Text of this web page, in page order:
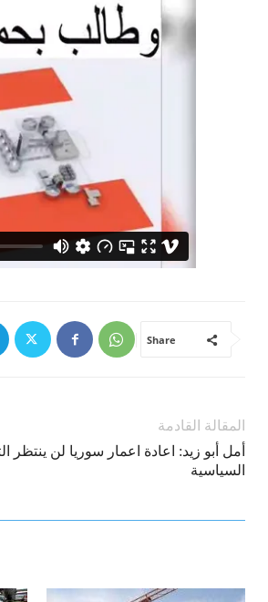
Share
المقالة القادمة
أمل أبو زيد: اعادة اعمار سوريا لن ينتظر
السياسية